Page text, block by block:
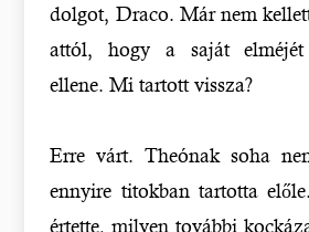
dolgot, Draco. Már nem
attól, hogy a saját
ellene. Mi tartott vissza?
Erre várt. Theónak soha
ennyire titokban tartotta
értette, milyen további